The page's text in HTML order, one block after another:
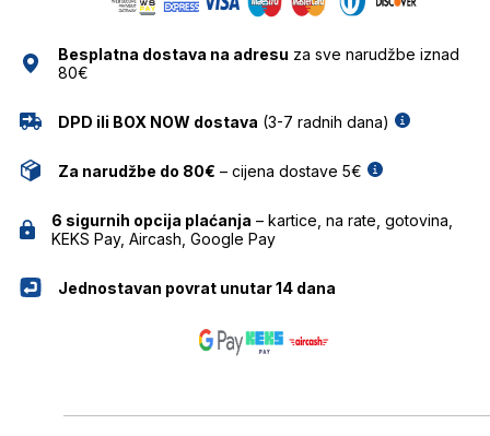
Besplatna dostava na adresu za sve narudžbe iznad
80€
DPD ili BOX NOW dostava (3-7 radnih dana)
Za narudžbe do 80€ – cijena dostave 5€
6 sigurnih opcija plaćanja – kartice, na rate, gotovina,
KEKS Pay, Aircash, Google Pay
Jednostavan povrat unutar 14 dana